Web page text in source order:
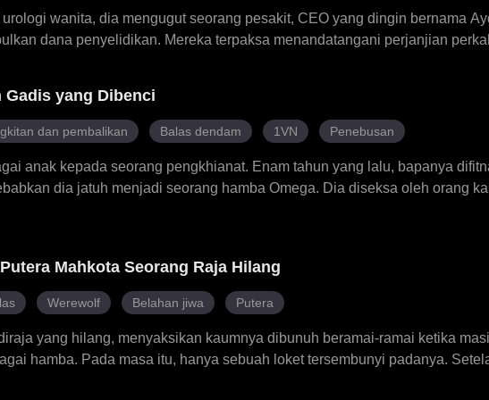
wanita, dia mengugut seorang pesakit, CEO yang dingin bernama
dana penyelidikan. Mereka terpaksa menandatangani perjanjian
Walaupun pada awalnya Ayden hanya berniat untuk mempergunakan
jatuh hati pada Ximena. Akhirnya, hubungan palsu mereka berubah
dan kejutan.
Gadis yang Dibenci
dan pembalikan Balas dendam 1VN Penebusan
anak kepada seorang pengkhianat. Enam tahun yang lalu, bapanya
dia jatuh menjadi seorang hamba Omega. Dia diseksa oleh orang
sebenar muncul, Olivia terpaksa membuat pilihan—sama ada membenci
Mahkota Seorang Raja Hilang
Werewolf Belahan jiwa Putera
yang hilang, menyaksikan kaumnya dibunuh beramai-ramai ketika
hamba. Pada masa itu, hanya sebuah loket tersembunyi padanya.